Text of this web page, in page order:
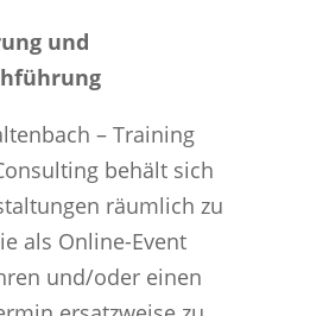
und
– Training
behält sich
räumlich zu
als Online-Event
und/oder einen